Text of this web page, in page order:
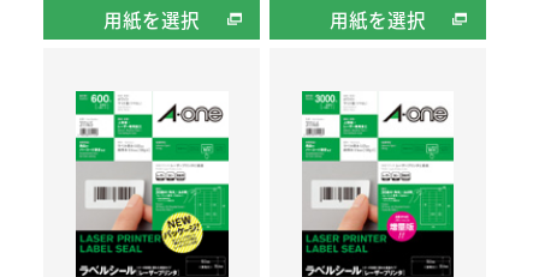
用紙を選択 用紙を選択